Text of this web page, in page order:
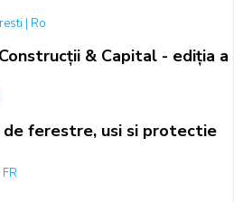
| Ro
& Capital - ediția a
de ferestre, usi si protectie